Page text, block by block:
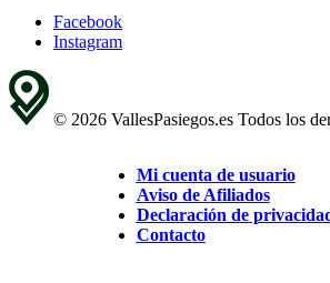
Facebook
Instagram
© 2026 VallesPasiegos.es Todos los
Mi cuenta de usuario
Aviso de Afiliados
Declaración de
Contacto